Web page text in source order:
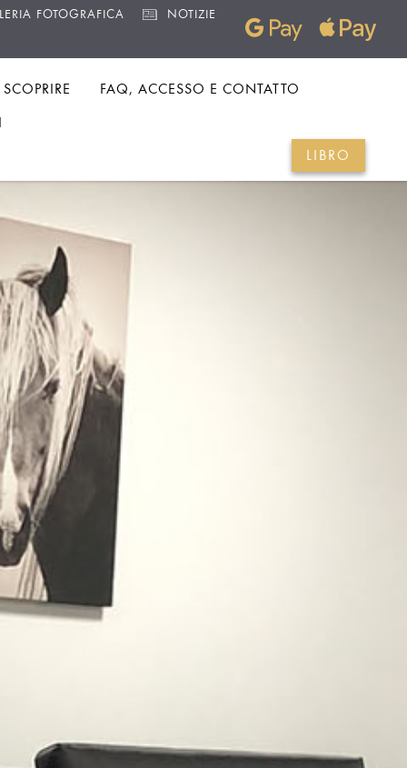
FOTOGRAFICA NOTIZIE
SCOPRIRE
FAQ, ACCESSO E CONTATTO
LIBRO